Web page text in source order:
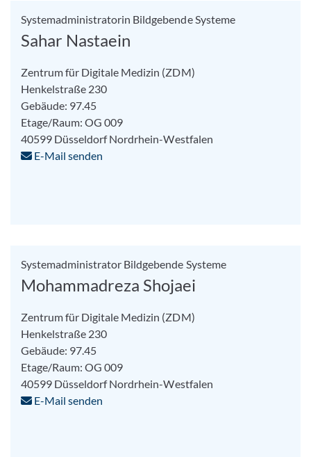
Systemadministratorin Bildgebende Systeme
Sahar Nastaein
Zentrum für Digitale Medizin (ZDM)
Henkelstraße 230
Gebäude: 97.45
Etage/Raum: OG 009
40599 DüsseldorfNordrhein-Westfalen
E-Mail senden
Systemadministrator Bildgebende Systeme
Mohammadreza Shojaei
Zentrum für Digitale Medizin (ZDM)
Henkelstraße 230
Gebäude: 97.45
Etage/Raum: OG 009
40599 DüsseldorfNordrhein-Westfalen
E-Mail senden